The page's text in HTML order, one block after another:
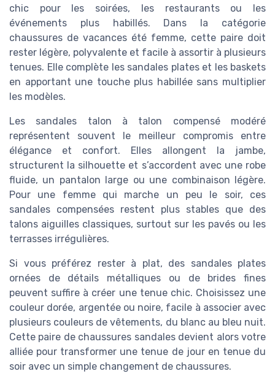
chic pour les soirées, les restaurants ou les
événements plus habillés. Dans la catégorie
chaussures de vacances été femme, cette paire doit
rester légère, polyvalente et facile à assortir à plusieurs
tenues. Elle complète les sandales plates et les baskets
en apportant une touche plus habillée sans multiplier
les modèles.
Les sandales talon à talon compensé modéré
représentent souvent le meilleur compromis entre
élégance et confort. Elles allongent la jambe,
structurent la silhouette et s’accordent avec une robe
fluide, un pantalon large ou une combinaison légère.
Pour une femme qui marche un peu le soir, ces
sandales compensées restent plus stables que des
talons aiguilles classiques, surtout sur les pavés ou les
terrasses irrégulières.
Si vous préférez rester à plat, des sandales plates
ornées de détails métalliques ou de brides fines
peuvent suffire à créer une tenue chic. Choisissez une
couleur dorée, argentée ou noire, facile à associer avec
plusieurs couleurs de vêtements, du blanc au bleu nuit.
Cette paire de chaussures sandales devient alors votre
alliée pour transformer une tenue de jour en tenue du
soir avec un simple changement de chaussures.